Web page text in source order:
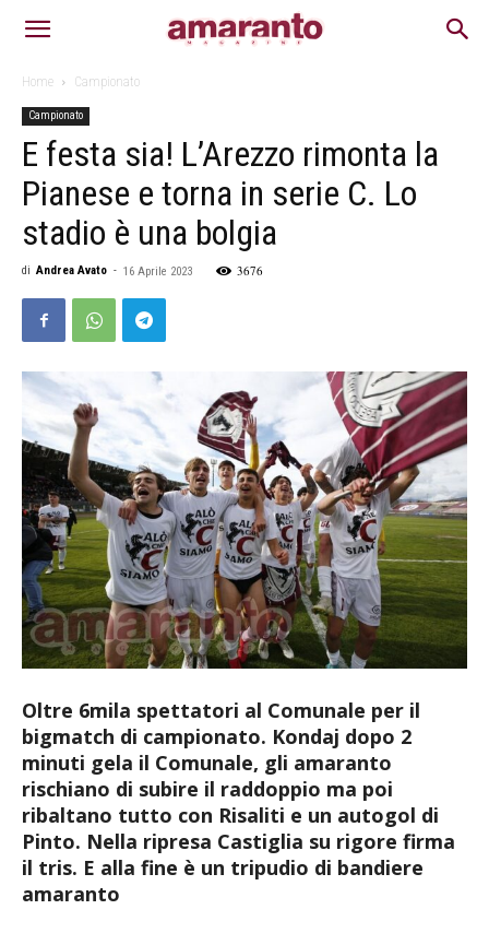
Home Campionato
Campionato
E festa sia! L’Arezzo rimonta la
Pianese e torna in serie C. Lo
stadio è una bolgia
di Andrea Avato - 16 Aprile 2023 3676
Oltre 6mila spettatori al Comunale per il
bigmatch di campionato. Kondaj dopo 2
minuti gela il Comunale, gli amaranto
rischiano di subire il raddoppio ma poi
ribaltano tutto con Risaliti e un autogol di
Pinto. Nella ripresa Castiglia su rigore firma
il tris. E alla fine è un tripudio di bandiere
amaranto